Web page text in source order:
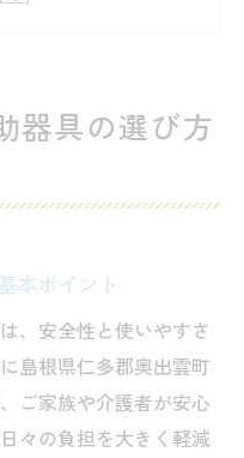
セサリー特集
器具の選び方
の介助器具一覧
アクセサリーの魅
器具の選び方
本ポイント
、安全性と使いやすさ
島根県仁多郡奥出雲町
ご家族や介護者が安心
々の負担を大きく軽減